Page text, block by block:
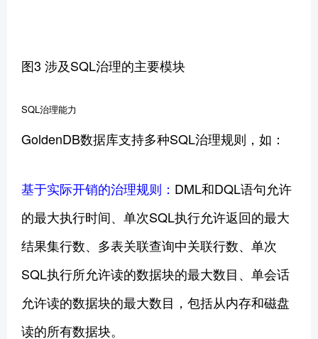
图3 涉及SQL治理的主要模块
SQL治理能力
GoldenDB数据库支持多种SQL治理规则，如：
基于实际开销的治理规则： DML和DQL语句允许
的最大执行时间、单次SQL执行允许返回的最大
结果集行数、多表关联查询中关联行数、单次
SQL执行所允许读的数据块的最大数目、单会话
允许读的数据块的最大数目，包括从内存和磁盘
读的所有数据块。